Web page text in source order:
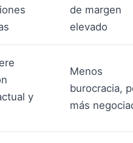
de margen
elevado
y
Menos
burocracia,
más